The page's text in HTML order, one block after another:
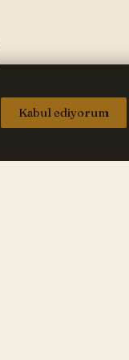
Kabul ediyorum